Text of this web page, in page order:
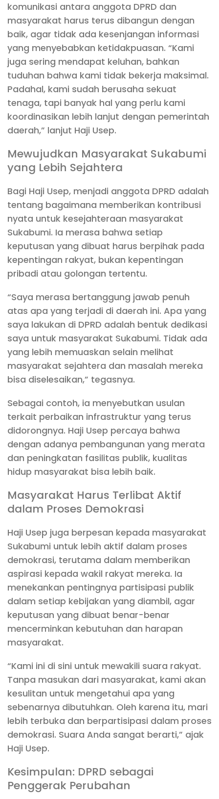
komunikasi antara anggota DPRD dan
masyarakat harus terus dibangun dengan
baik, agar tidak ada kesenjangan informasi
yang menyebabkan ketidakpuasan. “Kami
juga sering mendapat keluhan, bahkan
tuduhan bahwa kami tidak bekerja maksimal.
Padahal, kami sudah berusaha sekuat
tenaga, tapi banyak hal yang perlu kami
koordinasikan lebih lanjut dengan pemerintah
daerah,” lanjut Haji Usep.
Mewujudkan Masyarakat Sukabumi
yang Lebih Sejahtera
Bagi Haji Usep, menjadi anggota DPRD adalah
tentang bagaimana memberikan kontribusi
nyata untuk kesejahteraan masyarakat
Sukabumi. Ia merasa bahwa setiap
keputusan yang dibuat harus berpihak pada
kepentingan rakyat, bukan kepentingan
pribadi atau golongan tertentu.
“Saya merasa bertanggung jawab penuh
atas apa yang terjadi di daerah ini. Apa yang
saya lakukan di DPRD adalah bentuk dedikasi
saya untuk masyarakat Sukabumi. Tidak ada
yang lebih memuaskan selain melihat
masyarakat sejahtera dan masalah mereka
bisa diselesaikan,” tegasnya.
Sebagai contoh, ia menyebutkan usulan
terkait perbaikan infrastruktur yang terus
didorongnya. Haji Usep percaya bahwa
dengan adanya pembangunan yang merata
dan peningkatan fasilitas publik, kualitas
hidup masyarakat bisa lebih baik.
Masyarakat Harus Terlibat Aktif
dalam Proses Demokrasi
Haji Usep juga berpesan kepada masyarakat
Sukabumi untuk lebih aktif dalam proses
demokrasi, terutama dalam memberikan
aspirasi kepada wakil rakyat mereka. Ia
menekankan pentingnya partisipasi publik
dalam setiap kebijakan yang diambil, agar
keputusan yang dibuat benar-benar
mencerminkan kebutuhan dan harapan
masyarakat.
“Kami ini di sini untuk mewakili suara rakyat.
Tanpa masukan dari masyarakat, kami akan
kesulitan untuk mengetahui apa yang
sebenarnya dibutuhkan. Oleh karena itu, mari
lebih terbuka dan berpartisipasi dalam proses
demokrasi. Suara Anda sangat berarti,” ajak
Haji Usep.
Kesimpulan: DPRD sebagai
Penggerak Perubahan